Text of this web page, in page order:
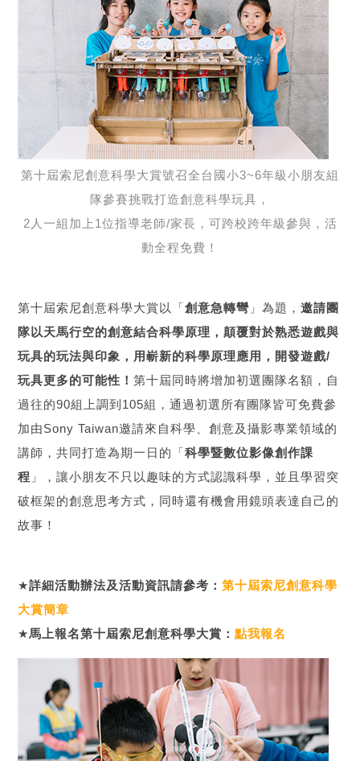
第十屆索尼創意科學大賞號召全台國小3~6年級小朋友組
隊參賽挑戰打造創意科學玩具，
2人一組加上1位指導老師/家長，可跨校跨年級參與，活
動全程免費！
第十屆索尼創意科學大賞以「創意急轉彎 」為題，邀請團
隊以天馬行空的創意結合科學原理，顛覆對於熟悉遊戲與
玩具的玩法與印象，用嶄新的科學原理應用，開發遊戲/
玩具更多的可能性！第十屆同時將增加初選團隊名額，自
過往的90組上調到105組，通過初選所有團隊皆可免費參
加由Sony Taiwan邀請來自科學、創意及攝影專業領域的
講師，共同打造為期一日的「科學暨數位影像創作課
程 」，讓小朋友不只以趣味的方式認識科學，並且學習突
破框架的創意思考方式，同時還有機會用鏡頭表達自己的
故事！
★詳細活動辦法及活動資訊請參考：第十屆索尼創意科學
大賞簡章
★馬上報名第十屆索尼創意科學大賞：點我報名